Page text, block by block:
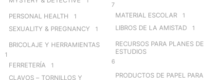
PERSONAL HEALTH 1
SEXUALITY & PREGNANCY 1
BRICOLAJE Y HERRAMIENTAS
1
FERRETERÍA 1
CLAVOS – TORNILLOS Y
7
MATERIAL ESCOLAR 1
LIBROS DE LA AMISTAD 1
RECURSOS PARA PLANES DE
ESTUDIOS
6
PRODUCTOS DE PAPEL PARA